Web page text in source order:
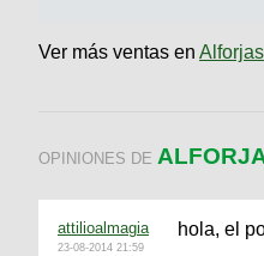
Ver más ventas en
OPINIONES DE
attilioalmagia
23-08-2014 21:59
hola, el